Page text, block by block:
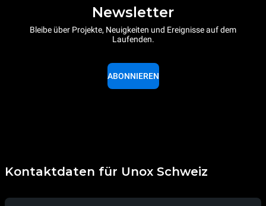
Newsletter
Bleibe über Projekte, Neuigkeiten und Ereignisse auf dem
Laufenden.
ABONNIEREN
Kontaktdaten für Unox Schweiz